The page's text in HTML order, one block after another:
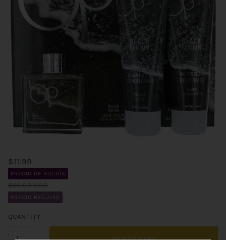
$11.99
PRECIO DE SOCIOS
$60.00 USD
PRECIO REGULAR
QUANTITY